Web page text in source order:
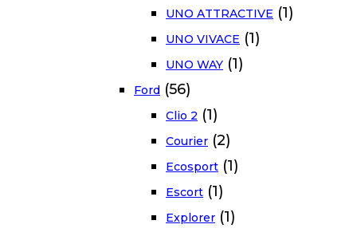
UNO ATTRACTIVE (1)
UNO VIVACE (1)
UNO WAY (1)
Ford (56)
Clio 2 (1)
Courier (2)
Ecosport (1)
Escort (1)
Explorer (1)